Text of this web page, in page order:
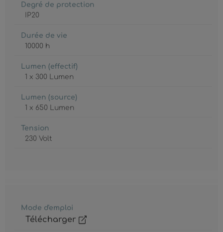
Degré de protection
IP20
Durée de vie
10000 h
Lumen (effectif)
1 x 300 Lumen
Lumen (source)
1 x 650 Lumen
Tension
230 Volt
Mode d'emploi
Télécharger